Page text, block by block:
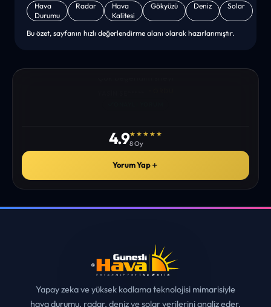
Hava
Durumu
Radar
Hava
Kalitesi
Gökyüzü Deniz Solar
Bu özet, sayfanın hızlı değerlendirme alanı olarak hazırlanmıştır.
4.9★★★★★
Yapay zeka ve yüksek kodlama teknolojisi mimarisiyle